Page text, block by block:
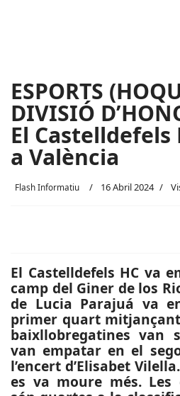
ESPORTS
DIVISIÓ
El Castelldefels
a València
Flash Informatiu 16 Abril 2024
El Castelldefels HC va
camp del Giner de los
de Lucia Parajuá va
primer quart
baixllobregatines van
van empatar en el
l’encert d’Elisabet
es va moure més. Les